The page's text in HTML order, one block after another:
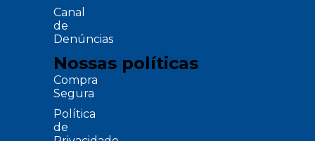
Canal
de
Denúncias
Nossas políticas
Compra
Segura
Política
de